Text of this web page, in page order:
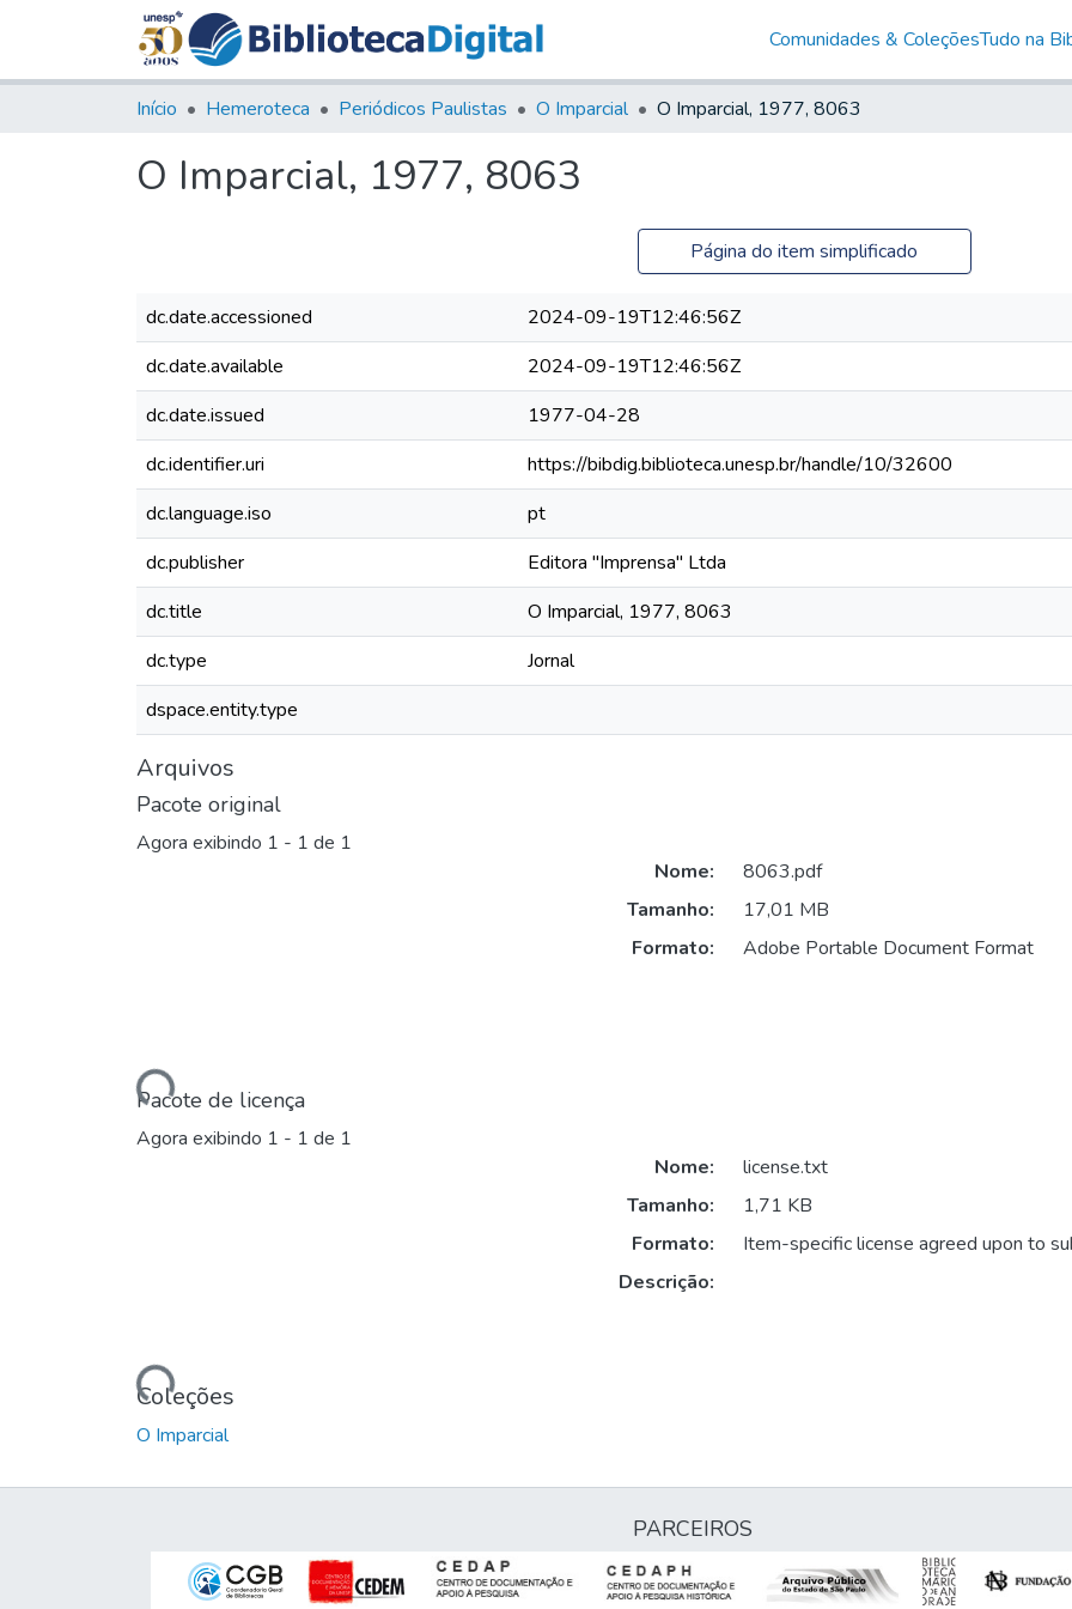
Comunidades & ColeçõesTudo na
Início Hemeroteca Periódicos Paulistas O Imparcial O Imparcial, 1977, 8063
O Imparcial, 1977, 8063
Página do item simplificado
dc.date.accessioned
2024-09-19T12:46:56Z
dc.date.available
2024-09-19T12:46:56Z
dc.date.issued
1977-04-28
dc.identifier.uri
https://bibdig.biblioteca.unesp.br/handle/10/32600
dc.language.iso
pt
dc.publisher
Editora "Imprensa" Ltda
dc.title
O Imparcial, 1977, 8063
dc.type
Jornal
dspace.entity.type
Arquivos
Pacote original
Agora exibindo 1 - 1 de 1
Carregando...
Nome:
8063.pdf
Tamanho:
17,01 MB
Formato:
Adobe Portable Document Format
Pacote de licença
Agora exibindo 1 - 1 de 1
Carregando...
Nome:
license.txt
Tamanho:
1,71 KB
Formato:
Item-specific license agreed upon to
Descrição:
Coleções
O Imparcial
PARCEIROS